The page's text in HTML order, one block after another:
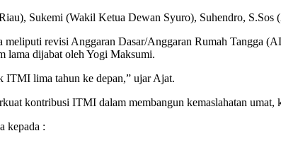
Sukemi (Wakil Ketua Dewan Syuro), Suhendro,
meliputi revisi Anggaran Dasar/Anggaran Rumah Tangga
lama dijabat oleh Yogi Maksumi.
ITMI lima tahun ke depan,” ujar Ajat.
kontribusi ITMI dalam membangun kemaslahatan umat,
kepada :